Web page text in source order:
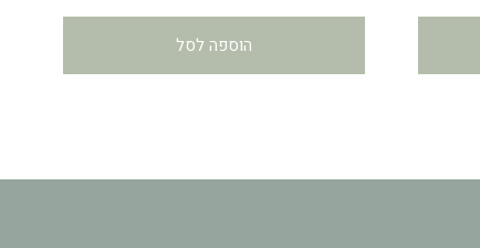
הוספה לסל